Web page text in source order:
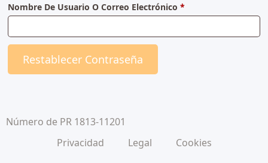
Nombre De Usuario O Correo Electrónico *
Restablecer Contraseña
Número de PR 1813-11201
Privacidad
Legal Cookies